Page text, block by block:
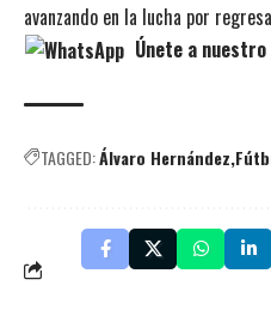
avanzando en la lucha por
Únete a
TAGGED:Álvaro Hernández